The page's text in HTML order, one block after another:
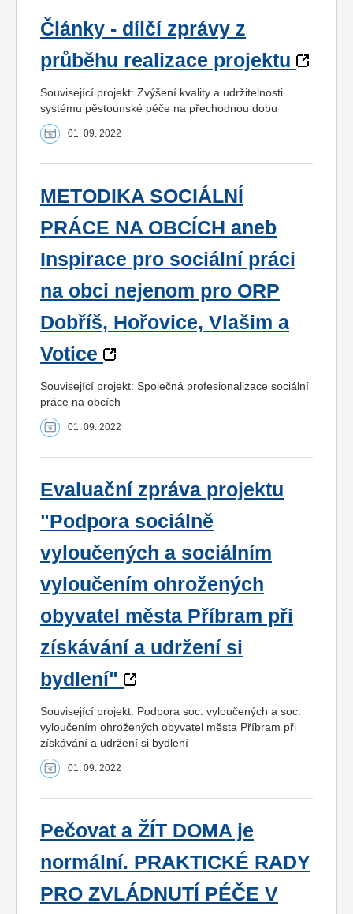
Články - dílčí zprávy z
průběhu realizace projektu
Související projekt: Zvýšení kvality a udržitelnosti
systému pěstounské péče na přechodnou dobu
01. 09. 2022
METODIKA SOCIÁLNÍ
PRÁCE NA OBCÍCH aneb
Inspirace pro sociální práci
na obci nejenom pro ORP
Dobříš, Hořovice, Vlašim a
Votice
Související projekt: Společná profesionalizace sociální
práce na obcích
01. 09. 2022
Evaluační zpráva projektu
"Podpora sociálně
vyloučených a sociálním
vyloučením ohrožených
obyvatel města Příbram při
získávání a udržení si
bydlení"
Související projekt: Podpora soc. vyloučených a soc.
vyloučením ohrožených obyvatel města Příbram při
získávání a udržení si bydlení
01. 09. 2022
Pečovat a ŽÍT DOMA je
normální. PRAKTICKÉ RADY
PRO ZVLÁDNUTÍ PÉČE V